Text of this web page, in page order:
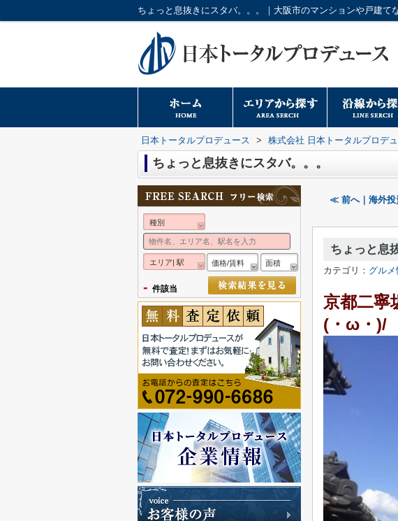
日本トータルプロデュース > 株式会社 日本トータルプロデ
ちょっと息抜きにスタバ。。。
≪ 前へ｜海外投
ちょっと息
カテゴリ： グルメ
京都二寧
(・ω・)/
種別
エリア| 駅 価格/賃料 面積
- 件該当